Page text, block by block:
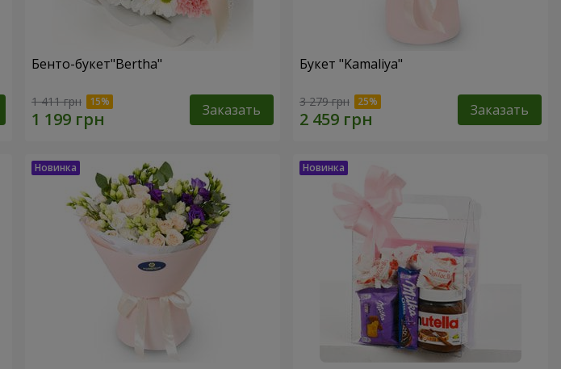
Бенто-букет"Bertha"
1 411 грн Заказать
Букет "Kamaliya"
3 279 грн Заказать